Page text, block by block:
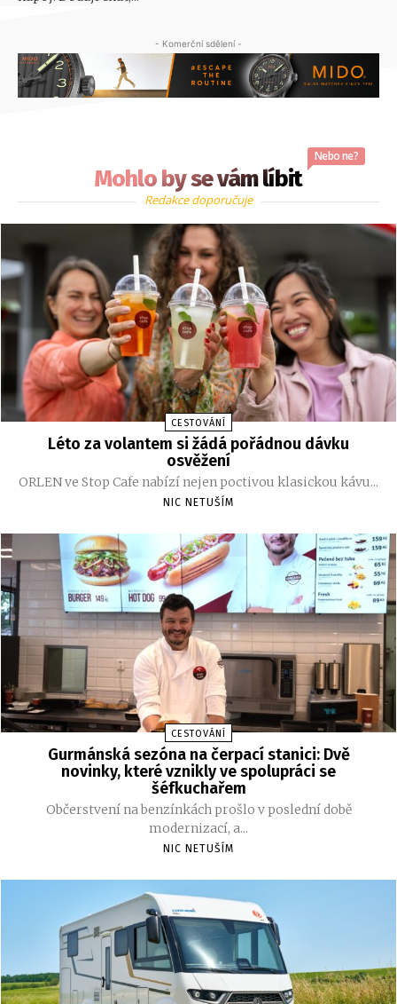
- Komerční sdělení -
Mohlo by se vám líbit
Nebo ne?
Redakce doporučuje
CESTOVÁNÍ
Léto za volantem si žádá pořádnou dávku
osvěžení
ORLEN ve Stop Cafe nabízí nejen poctivou klasickou kávu...
NIC NETUŠÍM
CESTOVÁNÍ
Gurmánská sezóna na čerpací stanici: Dvě
novinky, které vznikly ve spolupráci se
šéfkuchařem
Občerstvení na benzínkách prošlo v poslední době
modernizací, a...
NIC NETUŠÍM